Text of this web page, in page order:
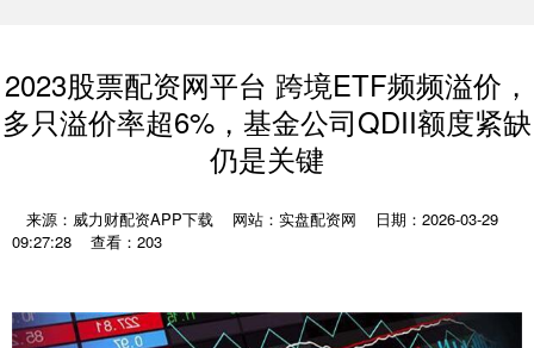
2023股票配资网平台 跨境ETF频频溢价，
多只溢价率超6%，基金公司QDII额度紧缺
仍是关键
来源：威力财配资APP下载 网站：实盘配资网
日期：2026-03-29
09:27:28
查看：203